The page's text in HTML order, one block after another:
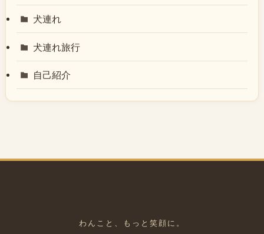
犬連れ
犬連れ旅行
自己紹介